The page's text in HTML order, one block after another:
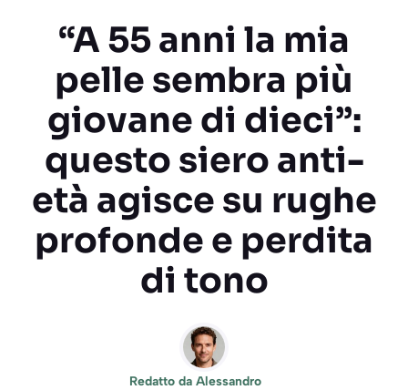
“A 55 anni la mia
pelle sembra più
giovane di dieci”:
questo siero anti-
età agisce su rughe
profonde e perdita
di tono
Redatto da Alessandro